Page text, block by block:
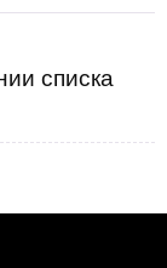
списка